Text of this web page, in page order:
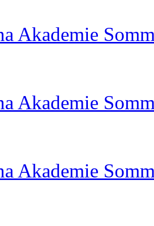
Akademie
Akademie
Akademie